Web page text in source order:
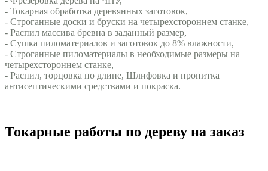
- Токарная обработка деревянных заготовок,
- Строганные доски и бруски на четырехстороннем станке,
- Распил массива бревна в заданный размер,
- Сушка пиломатериалов и заготовок до 8% влажности,
- Строганные пиломатериалы в необходимые размеры на
четырехстороннем станке,
- Распил, торцовка по длине, Шлифовка и пропитка
антисептическими средствами и покраска.
Токарные работы по дереву на заказ